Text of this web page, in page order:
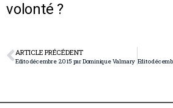
volonté ?
ARTICLE PRÉCÉDENT
Edito décembre 2015 par Dominique Valmary